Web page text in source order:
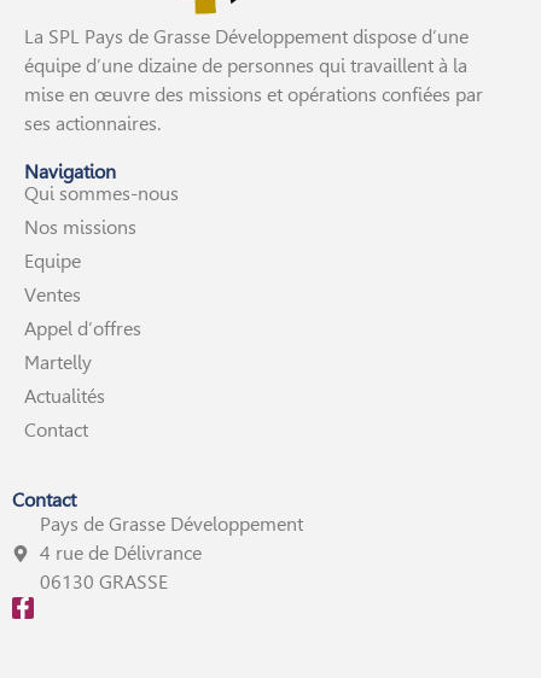
La SPL Pays de Grasse Développement dispose d’une
équipe d’une dizaine de personnes qui travaillent à la
mise en œuvre des missions et opérations confiées par
ses actionnaires.
Navigation
Qui sommes-nous
Nos missions
Equipe
Ventes
Appel d’offres
Martelly
Actualités
Contact
Contact
Pays de Grasse Développement
4 rue de Délivrance
06130 GRASSE